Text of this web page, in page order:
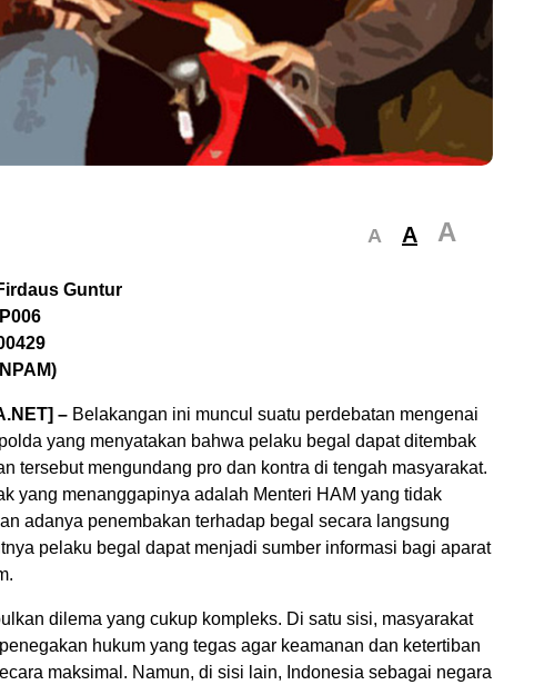
A A A
Guntur
– Belakangan ini muncul suatu perdebatan mengenai
yang menyatakan bahwa pelaku begal dapat ditembak
tersebut mengundang pro dan kontra di tengah masyarakat.
yang menanggapinya adalah Menteri HAM yang tidak
adanya penembakan terhadap begal secara langsung
pelaku begal dapat menjadi sumber informasi bagi aparat
dilema yang cukup kompleks. Di satu sisi, masyarakat
hukum yang tegas agar keamanan dan ketertiban
maksimal. Namun, di sisi lain, Indonesia sebagai negara